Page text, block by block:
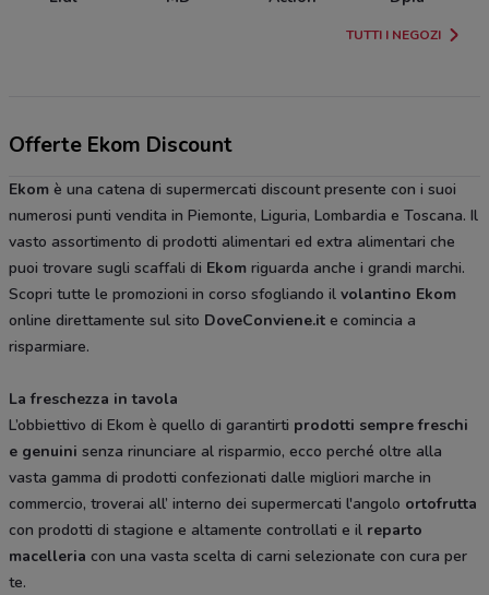
TUTTI I NEGOZI
Offerte Ekom Discount
Ekom è una catena di supermercati discount presente con i suoi
numerosi punti vendita in Piemonte, Liguria, Lombardia e Toscana. Il
vasto assortimento di prodotti alimentari ed extra alimentari che
puoi trovare sugli scaffali di Ekom riguarda anche i grandi marchi.
Scopri tutte le promozioni in corso sfogliando il volantino Ekom
online direttamente sul sito DoveConviene.it e comincia a
risparmiare.
La freschezza in tavola
L’obbiettivo di Ekom è quello di garantirti prodotti sempre freschi
e genuini senza rinunciare al risparmio, ecco perché oltre alla
vasta gamma di prodotti confezionati dalle migliori marche in
commercio, troverai all’ interno dei supermercati l'angolo ortofrutta
con prodotti di stagione e altamente controllati e il reparto
macelleria con una vasta scelta di carni selezionate con cura per
te.